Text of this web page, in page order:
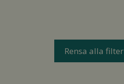
Rensa alla filter